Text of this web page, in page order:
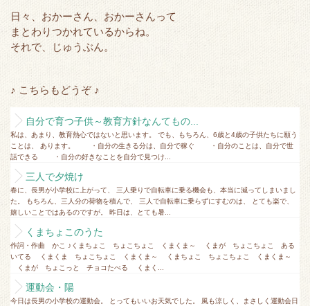
日々、おかーさん、おかーさんって
まとわりつかれているからね。
それで、じゅうぶん。
♪ こちらもどうぞ ♪
自分で育つ子供～教育方針なんてもの...
私は、あまり、教育熱心ではないと思います。 でも、もちろん、6歳と4歳の子供たちに願う
ことは、 あります。 ・自分の生きる分は、自分で稼ぐ ・自分のことは、自分で世
話できる ・自分の好きなことを自分で見つけ...
三人で夕焼け
春に、長男が小学校に上がって、 三人乗りで自転車に乗る機会も、本当に減ってしまいまし
た。 もちろん、三人分の荷物を積んで、 三人で自転車に乗らずにすむのは、 とても楽で、
嬉しいことではあるのですが。 昨日は、とても暑...
くまちょこのうた
作詞・作曲 かこ ♪くまちょこ ちょこちょこ くまくま～ くまが ちょこちょこ ある
いてる くまくま ちょこちょこ くまくま～ くまちょこ ちょこちょこ くまくま～
くまが ちょこっと チョコたべる くまく...
運動会・陽
今日は長男の小学校の運動会。 とってもいいお天気でした。 風も涼しく、まさしく運動会日